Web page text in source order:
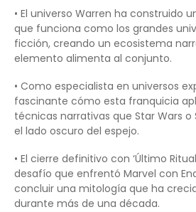
• El universo Warren ha construido
que funciona como los grandes
ficción, creando un ecosistema
elemento alimenta al conjunto.
• Como especialista en universos
fascinante cómo esta franquicia
técnicas narrativas que Star Wars o
el lado oscuro del espejo.
• El cierre definitivo con ‘Último
desafío que enfrentó Marvel con
concluir una mitología que ha
durante más de una década.